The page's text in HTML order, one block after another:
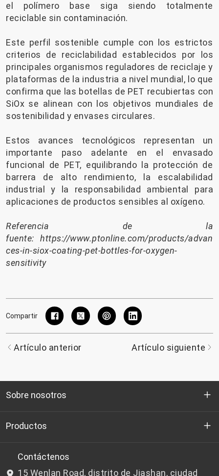
el polímero base siga siendo totalmente
reciclable sin contaminación.
Este perfil sostenible cumple con los estrictos
criterios de reciclabilidad establecidos por los
principales organismos reguladores de reciclaje y
plataformas de la industria a nivel mundial, lo que
confirma que las botellas de PET recubiertas con
SiOx se alinean con los objetivos mundiales de
sostenibilidad y envases circulares.
Estos avances tecnológicos representan un
importante paso adelante en el envasado
funcional de PET, equilibrando la protección de
barrera de alto rendimiento, la escalabilidad
industrial y la responsabilidad ambiental para
aplicaciones de productos sensibles al oxígeno.
Referencia de la
fuente: https://www.ptonline.com/products/advan
ces-in-siox-coating-pet-bottles-for-oxygen-
sensitivity
Compartir
Artículo anterior Artículo siguiente
Sobre nosotros
Quienes somos
I+D
Productos
Chips de PET aptos para botellas
Contáctenos
15 Wenlan Road, distrito de Jiashan, ciudad